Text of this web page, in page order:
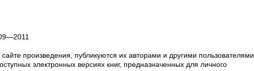
произведения, публикуются их авторами и другими пользователями,
электронных версиях книг, предназначенных для личного